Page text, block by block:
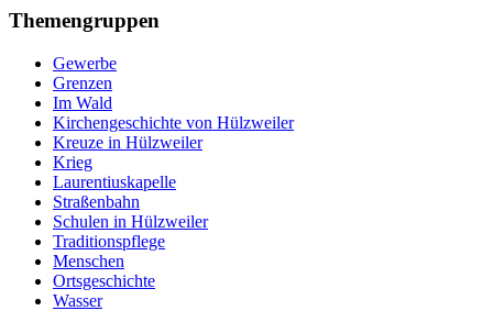
Themengruppen
Gewerbe
Grenzen
Im Wald
Kirchengeschichte von Hülzweiler
Kreuze in Hülzweiler
Krieg
Laurentiuskapelle
Straßenbahn
Schulen in Hülzweiler
Traditionspflege
Menschen
Ortsgeschichte
Wasser